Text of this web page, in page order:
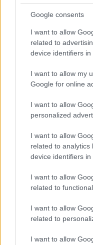
Google consents
I want to allow
related to
device identifiers in
I want to allow my
Google for online
I want to allow
personalized
I want to allow
related to analytics
device identifiers in
I want to allow
related to
I want to allow
related to
I want to allow
Η Ελλάδα έχει
τηλεόραση η
αφήνουν τα
μπορούν να
και θέματα που
Μετά από τόσα
γνωρίζοντας όλο